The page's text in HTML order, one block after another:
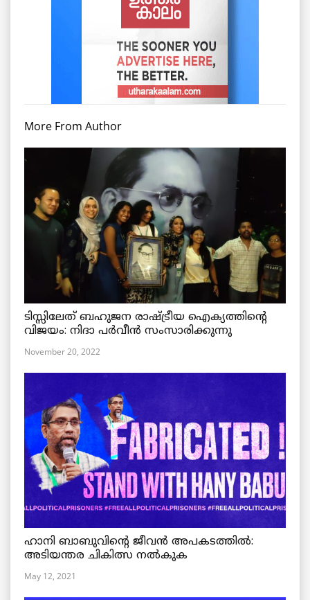
More From Author
ടിസ്സിലേത് ബഹുജന രാഷ്ട്രീയ ഐക്യത്തിന്റെ
വിജയം: നിദാ പർവീൻ സംസാരിക്കുന്നു
November 20, 2022
ഹാനി ബാബുവിന്റെ ജീവൻ അപകടത്തിൽ:
അടിയന്തര ചികിത്സ നൽകുക
May 12, 2021